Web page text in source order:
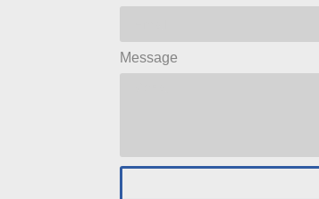
Message